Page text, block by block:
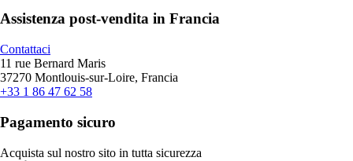
Assistenza post-vendita in Francia
Contattaci
11 rue Bernard Maris
37270 Montlouis-sur-Loire, Francia
+33 1 86 47 62 58
Pagamento sicuro
Acquista sul nostro sito in tutta sicurezza